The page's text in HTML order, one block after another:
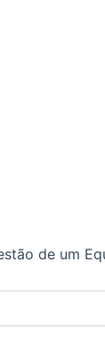
de um